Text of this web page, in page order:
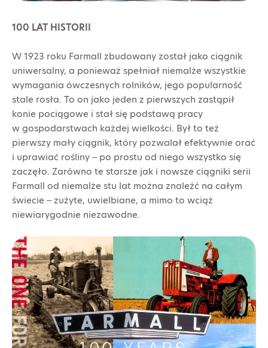
100 LAT HISTORII
W 1923 roku Farmall zbudowany został jako ciągnik
uniwersalny, a ponieważ spełniał niemalże wszystkie
wymagania ówczesnych rolników, jego popularność
stale rosła. To on jako jeden z pierwszych zastąpił
konie pociągowe i stał się podstawą pracy
w gospodarstwach każdej wielkości. Był to też
pierwszy mały ciągnik, który pozwalał efektywnie orać
i uprawiać rośliny – po prostu od niego wszystko się
zaczęło. Zarówno te starsze jak i nowsze ciągniki serii
Farmall od niemalże stu lat można znaleźć na całym
świecie – zużyte, uwielbiane, a mimo to wciąż
niewiarygodnie niezawodne.